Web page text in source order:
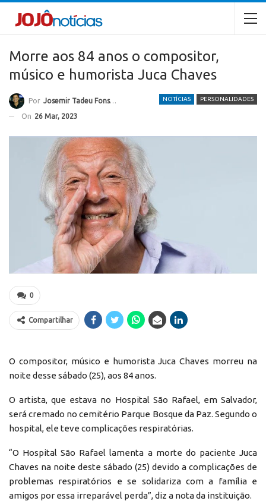
Morre aos 84 anos o compositor,
músico e humorista Juca Chaves
NOTÍCIAS PERSONALIDADES
Por Josemir Tadeu Fonseca
On 26 Mar, 2023
0
Compartilhar
O compositor, músico e humorista Juca Chaves morreu na
noite desse sábado (25), aos 84 anos.
O artista, que estava no Hospital São Rafael, em Salvador,
será cremado no cemitério Parque Bosque da Paz. Segundo o
hospital, ele teve complicações respiratórias.
“O Hospital São Rafael lamenta a morte do paciente Juca
Chaves na noite deste sábado (25) devido a complicações de
problemas respiratórios e se solidariza com a família e
amigos por essa irreparável perda”, diz a nota da instituição.